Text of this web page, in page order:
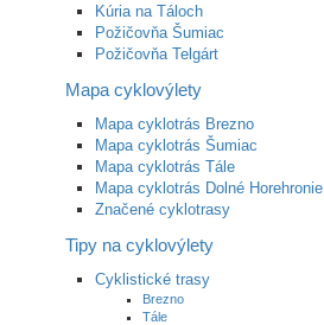
Kúria na Táloch
Požičovňa Šumiac
Požičovňa Telgárt
Mapa cyklovýlety
Mapa cyklotrás Brezno
Mapa cyklotrás Šumiac
Mapa cyklotrás Tále
Mapa cyklotrás Dolné Horehronie
Značené cyklotrasy
Tipy na cyklovýlety
Cyklistické trasy
Brezno
Tále